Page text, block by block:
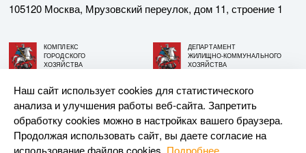
105120 Москва, Мрузовский переулок, дом 11, строение 1
КОМПЛЕКС
ГОРОДСКОГО
ХОЗЯЙСТВА
ДЕПАРТАМЕНТ
ЖИЛИЩНО-КОММУНАЛЬНОГО
ХОЗЯЙСТВА
© АО «МОСГАЗ», 2026. При использовании материалов
ссылка на сайт обязательна.
Наш сайт использует cookies для статистического
анализа и улучшения работы веб-сайта. Запретить
обработку cookies можно в настройках вашего браузера.
Продолжая использовать сайт, вы даете согласие на
использование файлов cookies. Подробнее